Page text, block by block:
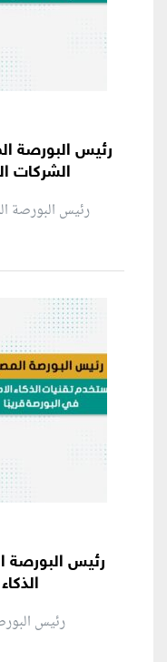
رئيس البورصة
الشركات
رئيس البورصة
رئيس البورصة
رئيس